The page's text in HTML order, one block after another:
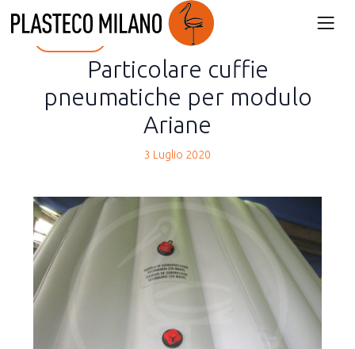
back
Particolare cuffie
pneumatiche per modulo
Ariane
3 Luglio 2020